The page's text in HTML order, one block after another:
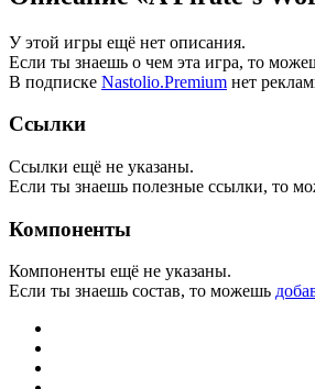
У этой игры ещё нет описания.
Если ты знаешь о чем эта игра, то
В подписке Nastolio.Premium нет
Ссылки
Ссылки ещё не указаны.
Если ты знаешь полезные ссылки, то
Компоненты
Компоненты ещё не указаны.
Если ты знаешь состав, то можешь